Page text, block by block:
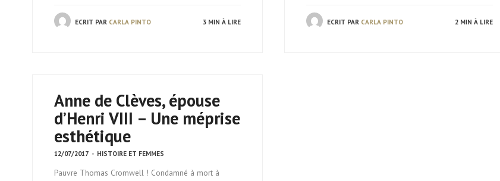
ECRIT PAR CARLA PINTO 2 MIN À LIRE
ECRIT PAR CARLA PINTO 3 MIN À LIRE
Anne de Clèves, épouse
d’Henri VIII – Une méprise
esthétique
12/07/2017 - HISTOIRE ET FEMMES
Pauvre Thomas Cromwell ! Condamné à mort à